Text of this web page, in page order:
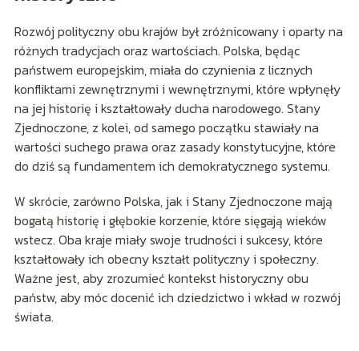
Rozwój polityczny obu krajów był zróżnicowany i oparty na
różnych tradycjach oraz wartościach. Polska, będąc
państwem europejskim, miała do czynienia z licznych
konfliktami zewnętrznymi i wewnętrznymi, które wpłynęły
na jej historię i kształtowały ducha narodowego. Stany
Zjednoczone, z kolei, od samego początku stawiały na
wartości suchego prawa oraz zasady konstytucyjne, które
do dziś są fundamentem ich demokratycznego systemu.
W skrócie, zarówno Polska, jak i Stany Zjednoczone mają
bogatą historię i głębokie korzenie, które sięgają wieków
wstecz. Oba kraje miały swoje trudności i sukcesy, które
kształtowały ich obecny kształt polityczny i społeczny.
Ważne jest, aby zrozumieć kontekst historyczny obu
państw, aby móc docenić ich dziedzictwo i wkład w rozwój
świata.